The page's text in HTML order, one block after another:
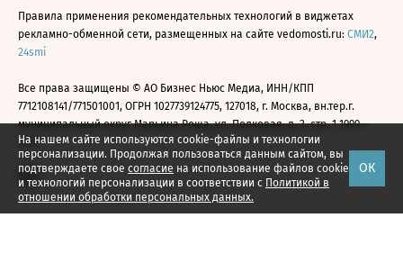
На нашем сайте используются cookie-файлы и технологии
персонализации. Продолжая пользоваться данным сайтом, вы
подтверждаете свое согласие на использование файлов cookie
и технологий персонализации в соответствии с Политикой в
отношении обработки персональных данных.
ОК
Правила применения рекомендательных технологий в виджетах
рекламно-обменной сети, размещенных на сайте vedomosti.ru: СМИ2,
24smi
Все права защищены © АО Бизнес Ньюс Медиа, ИНН/КПП
7712108141/771501001, ОГРН 1027739124775, 127018, г. Москва, вн.тер.г.
муниципальный округ Марьина Роща, ул. Полковая, д. 3, стр. 1 1999—
2026